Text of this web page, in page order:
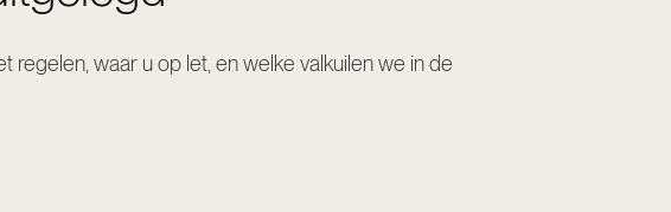
waar u op let, en welke valkuilen we in de